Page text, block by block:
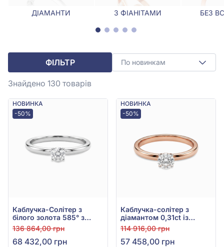
ДІАМАНТИ З ФІАНІТАМИ БЕЗ
ФІЛЬТР По новинкам
Знайдено 130 товарів
НОВИНКА
-50%
Каблучка-Солітер з
білого золота 585° з
діамантом 0,4ct, арт.
К403-4.5б-бр
136 864,00 грн
68 432,00 грн
НОВИНКА
-50%
Каблучка-солітер з
діамантом 0,31ct із
червоного золота 585°,
арт. К403-4.5к-бр
114 916,00 грн
57 458,00 грн